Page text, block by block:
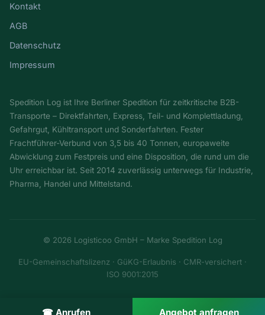
☎ Anrufen Angebot anfragen
Kontakt
AGB
Datenschutz
Impressum
Spedition Log ist Ihre Berliner Spedition für zeitkritische B2B-
Transporte – Direktfahrten, Express, Teil- und Komplettladung,
Gefahrgut, Kühltransport und Sonderfahrten. Fester
Frachtführer-Verbund von 3,5 bis 40 Tonnen, europaweite
Abwicklung zum Festpreis und eine Disposition, die rund um die
Uhr erreichbar ist. Seit 2014 zuverlässig unterwegs für Industrie,
Pharma, Handel und Mittelstand.
© 2026 Logisticoo GmbH – Marke Spedition Log
EU-Gemeinschaftslizenz · GüKG-Erlaubnis · CMR-versichert ·
ISO 9001:2015